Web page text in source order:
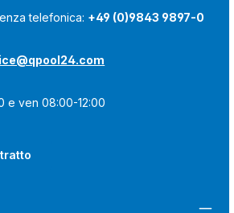
telefonica: +49 (0)9843 9897-0
e ven 08:00-12:00